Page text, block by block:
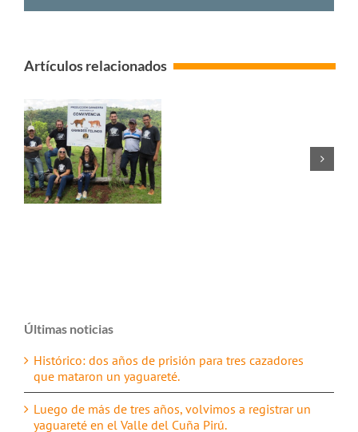
Artículos relacionados
Últimas noticias
Histórico: dos años de prisión para tres cazadores
que mataron un yaguareté.
Luego de más de tres años, volvimos a registrar un
yaguareté en el Valle del Cuña Pirú.